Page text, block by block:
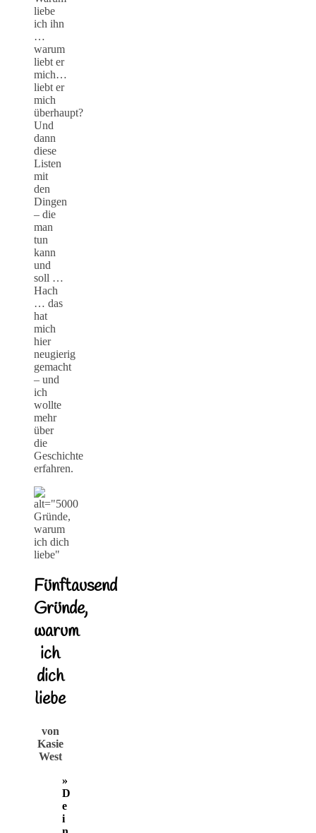
liebe
ich ihn
…
warum
liebt er
mich…
liebt er
mich
überhaupt?
Und
dann
diese
Listen
mit
den
Dingen
– die
man
tun
kann
und
soll …
Hach
… das
hat
mich
hier
neugierig
gemacht
– und
ich
wollte
mehr
über
die
Geschichte
erfahren.
Fünftausend
Gründe,
warum
ich
dich
liebe
von
Kasie
West
»
D
e
i